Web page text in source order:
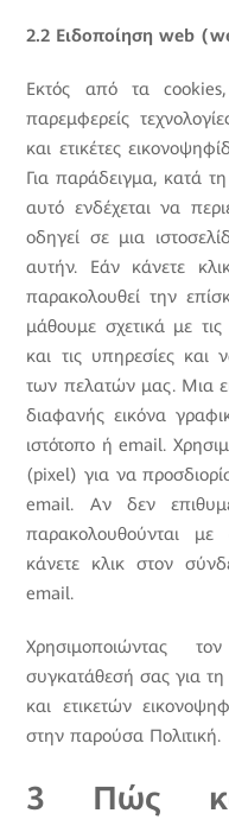
2.2 Ειδοποίηση web
Εκτός από τα
παρεμφερείς
και ετικέτες
Για παράδειγμα, κατά
αυτό ενδέχεται να
οδηγεί σε μια
αυτήν. Εάν κάνετε
παρακολουθεί την
μάθουμε σχετικά με
και τις υπηρεσίες και
των πελατών μας. Μια
διαφανής εικόνα
ιστότοπο ή email.
(pixel) για να
email. Αν δεν
παρακολουθούνται
κάνετε κλικ στον
email.
Χρησιμοποιώντας
συγκατάθεσή σας για
και ετικετών
στην παρούσα Πολιτική.
3 Πώς